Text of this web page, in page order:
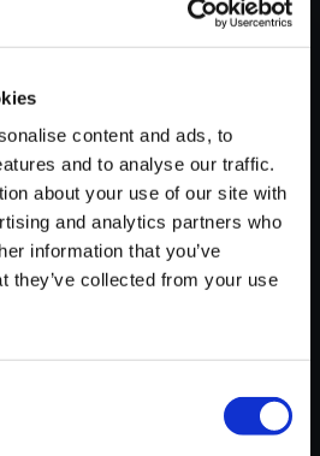
content and ads, to
and to analyse our traffic.
about your use of our site with
and analytics partners who
information that you’ve
they’ve collected from your use
のダウンロードの際には、通信環境
単曲】モンスターハンタース
ーリーズ3 ～運命の双竜～
リジナル・サウンドトラック
イント付与